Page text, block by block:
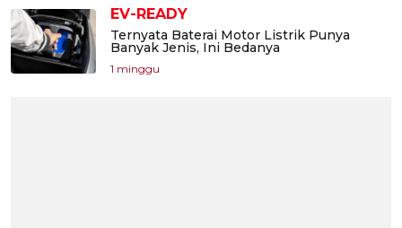
EV-READY
Ternyata Baterai Motor Listrik Punya
Banyak Jenis, Ini Bedanya
1 minggu